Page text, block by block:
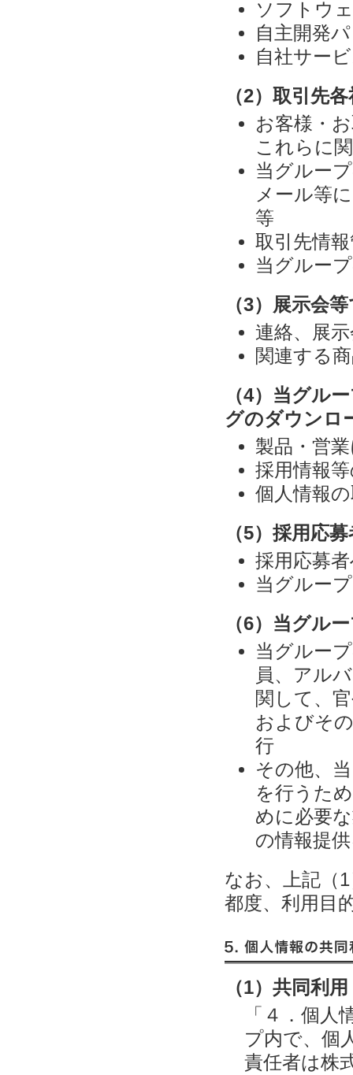
ソフトウ
自主開発
自社サー
（2）取引先
お客様・
これらに
当グルー
メール等
等
取引先情
当グルー
（3）展示会
連絡、展
関連する
（4）当グル
グのダウンロ
製品・営
採用情報
個人情報
（5）採用応
採用応募
当グルー
（6）当グル
当グルー
員、アル
関して、
およびそ
行
その他、
を行うた
めに必要
の情報提
なお、上記（
都度、利用目
5. 個人情報の共同利用、
（1）共同利用
「４．個
プ内で、個
責任者は株